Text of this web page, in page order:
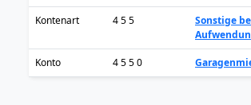
Kontenart 4 5 5
Sonstige
Konto 4 5 5 0